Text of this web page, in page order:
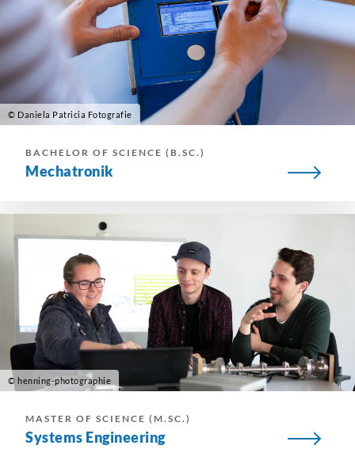
© Daniela Patricia Fotografie
BACHELOR OF SCIENCE (B.SC.)
Mechatronik
© henning-photographie
MASTER OF SCIENCE (M.SC.)
Systems Engineering